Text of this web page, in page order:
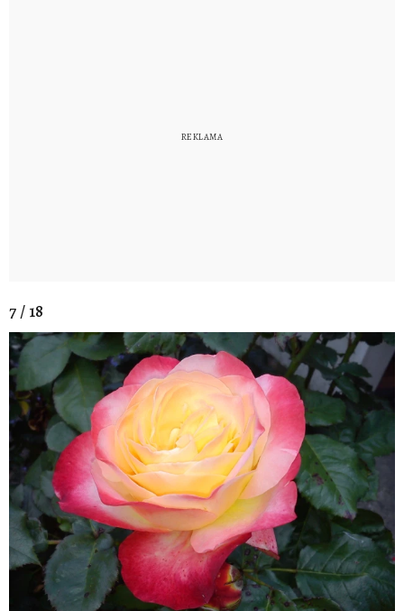
7 / 18